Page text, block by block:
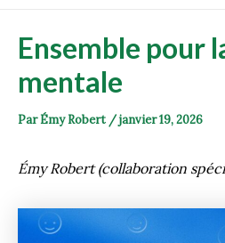
Ensemble pour
mentale
ParÉmy Robert /janvier 19, 2026
Émy Robert (collaboration